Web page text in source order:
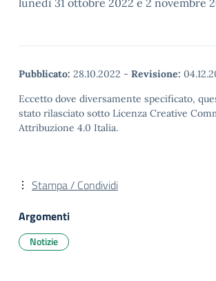
lunedì 31 ottobre 2022 e 2 novembre
Pubblicato: 28.10.2022 - Revisione:
Eccetto dove diversamente specificato,
stato rilasciato sotto Licenza Creative
Attribuzione 4.0 Italia.
Stampa / Condividi
Argomenti
Notizie